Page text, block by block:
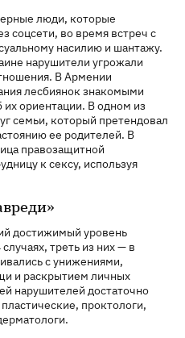
люди, которые
соцсети, во время встреч с
насилию и шантажу.
нарушители угрожали
В Армении
лесбиянок знакомыми
ориентации. В одном из
семьи, который претендовал
ее родителей. В
правозащитной
к сексу, используя
достижимый уровень
треть из них — в
с унижениями,
и раскрытием личных
нарушителей достаточно
проктологи,